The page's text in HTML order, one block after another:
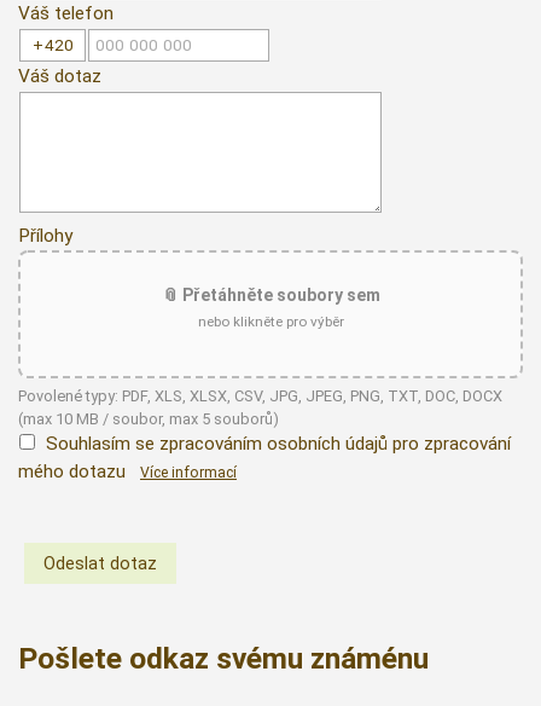
Váš telefon
Váš dotaz
Přílohy
📎 Přetáhněte soubory sem
nebo klikněte pro výběr
Povolené typy: PDF, XLS, XLSX, CSV, JPG, JPEG, PNG, TXT, DOC, DOCX
(max 10 MB / soubor, max 5 souborů)
Souhlasím se zpracováním osobních údajů pro zpracování
mého dotazu
Více informací
Pošlete odkaz svému známénu